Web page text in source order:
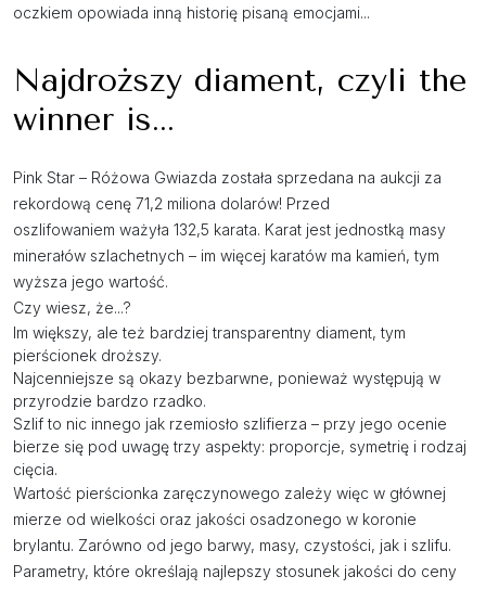
oczkiem opowiada inną historię pisaną emocjami...
Najdroższy diament, czyli the
winner is...
Pink Star – Różowa Gwiazda została sprzedana na aukcji za
rekordową cenę 71,2 miliona dolarów! Przed
oszlifowaniem ważyła 132,5 karata. Karat jest jednostką masy
minerałów szlachetnych – im więcej karatów ma kamień, tym
wyższa jego wartość.
Czy wiesz, że...?
Im większy, ale też bardziej transparentny diament, tym
pierścionek droższy.
Najcenniejsze są okazy bezbarwne, ponieważ występują w
przyrodzie bardzo rzadko.
Szlif to nic innego jak rzemiosło szlifierza – przy jego ocenie
bierze się pod uwagę trzy aspekty: proporcje, symetrię i rodzaj
cięcia.
Wartość pierścionka zaręczynowego zależy więc w głównej
mierze od wielkości oraz jakości osadzonego w koronie
brylantu. Zarówno od jego barwy, masy, czystości, jak i szlifu.
Parametry, które określają najlepszy stosunek jakości do ceny